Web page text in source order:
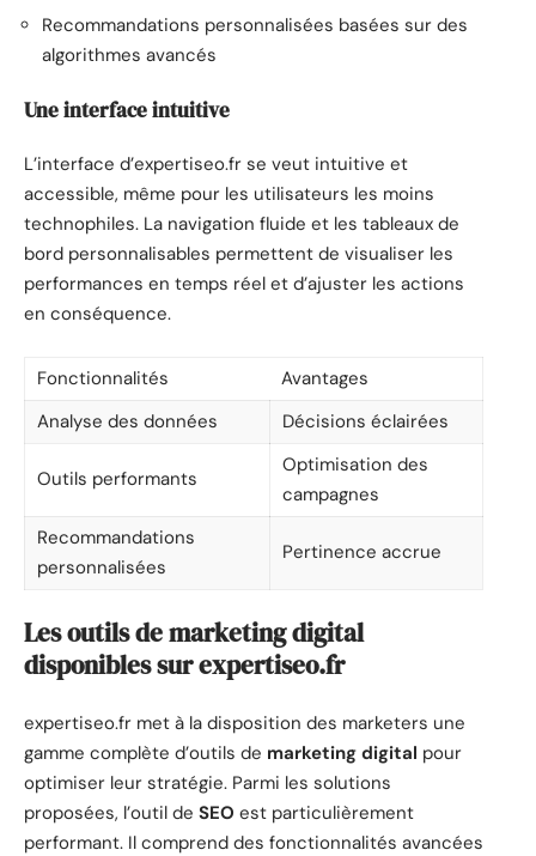
Recommandations personnalisées basées sur des
algorithmes avancés
Une interface intuitive
L’interface d’expertiseo.fr se veut intuitive et
accessible, même pour les utilisateurs les moins
technophiles. La navigation fluide et les tableaux de
bord personnalisables permettent de visualiser les
performances en temps réel et d’ajuster les actions
en conséquence.
Fonctionnalités
Avantages
Analyse des données
Décisions éclairées
Outils performants
Optimisation des
campagnes
Recommandations
personnalisées
Pertinence accrue
Les outils de marketing digital
disponibles sur expertiseo.fr
expertiseo.fr met à la disposition des marketers une
gamme complète d’outils de marketing digital pour
optimiser leur stratégie. Parmi les solutions
proposées, l’outil de SEO est particulièrement
performant. Il comprend des fonctionnalités avancées